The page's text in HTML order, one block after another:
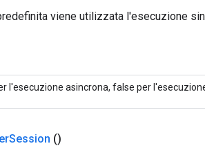
viene utilizzata l'esecuzione
l'esecuzione asincrona, false per
Session ()